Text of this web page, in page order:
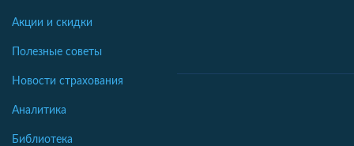
Акции и скидки
Полезные советы
Новости страхования
Аналитика
Библиотека